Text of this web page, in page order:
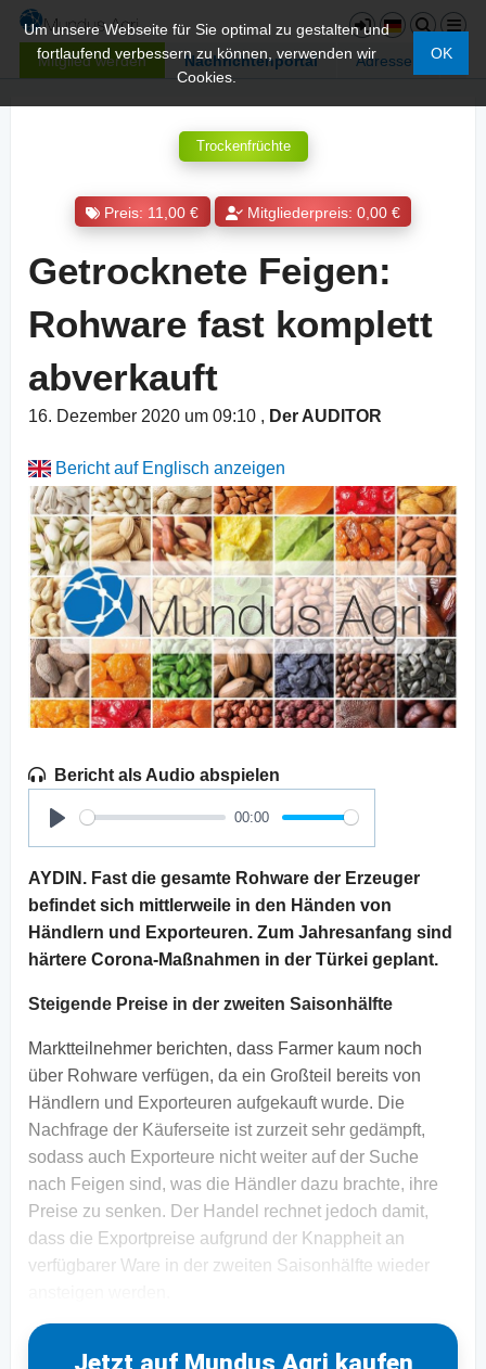
Mitglied werden Nachrichtenportal Adressen
Um unsere Webseite für Sie optimal zu gestalten und
fortlaufend verbessern zu können, verwenden wir
Cookies.
OK
Trockenfrüchte
Preis: 11,00 € Mitgliederpreis: 0,00 €
Getrocknete Feigen:
Rohware fast komplett
abverkauft
16. Dezember 2020 um 09:10 , Der AUDITOR
Bericht auf Englisch anzeigen
Bericht als Audio abspielen
Play
00:00
AYDIN. Fast die gesamte Rohware der Erzeuger
befindet sich mittlerweile in den Händen von
Händlern und Exporteuren. Zum Jahresanfang sind
härtere Corona-Maßnahmen in der Türkei geplant.
Steigende Preise in der zweiten Saisonhälfte
Marktteilnehmer berichten, dass Farmer kaum noch
über Rohware verfügen, da ein Großteil bereits von
Händlern und Exporteuren aufgekauft wurde. Die
Nachfrage der Käuferseite ist zurzeit sehr gedämpft,
sodass auch Exporteure nicht weiter auf der Suche
nach Feigen sind, was die Händler dazu brachte, ihre
Preise zu senken. Der Handel rechnet jedoch damit,
dass die Exportpreise aufgrund der Knappheit an
verfügbarer Ware in der zweiten Saisonhälfte wieder
Jetzt auf Mundus Agri kaufen